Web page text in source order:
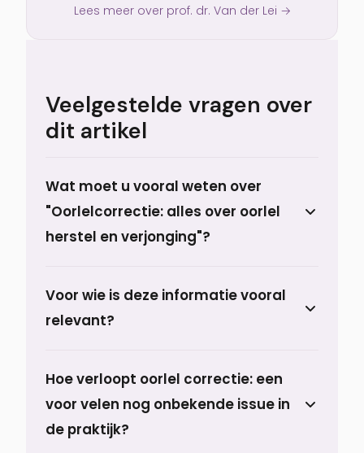
Lees meer over prof. dr. Van der Lei →
Veelgestelde vragen over
dit artikel
Wat moet u vooral weten over
"Oorlelcorrectie: alles over oorlel
herstel en verjonging"?
chirurg bij Prof. Aesthetics in Haren (vlak bij
Groningen), legt uit dat de oorlel in
kent die gelukkig goed te corrigeren zijn.
Voor wie is deze informatie vooral
relevant?
maar ook in de loop der jaren ontstaan
doordat de huid verslapt en de oorlel
daardoor langer en groter wordt. Wat een
Hoe verloopt oorlel correctie: een
voor velen nog onbekende issue in
de praktijk?